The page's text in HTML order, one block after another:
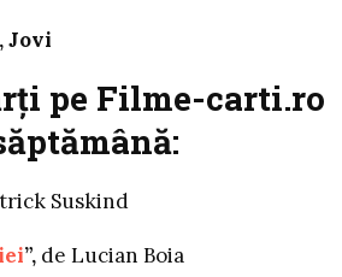
Jovi
pe Filme-carti.ro
Suskind
”, de Lucian Boia